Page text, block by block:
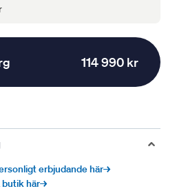
114 990 kr
erbjudande här→
butik här→